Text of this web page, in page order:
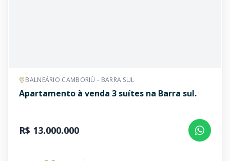
BALNEÁRIO CAMBORIÚ - BARRA SUL
Apartamento à venda 3 suítes na Barra sul.
R$ 13.000.000